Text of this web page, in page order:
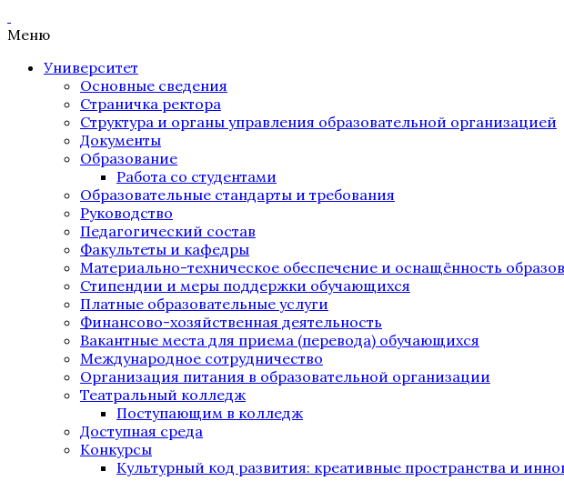
Меню
Университет
Основные сведения
Страничка ректора
Структура и органы управления образовательной организацией
Документы
Образование
Работа со студентами
Образовательные стандарты и требования
Руководство
Педагогический состав
Факультеты и кафедры
Материально-техническое обеспечение и оснащённость
Стипендии и меры поддержки обучающихся
Платные образовательные услуги
Финансово-хозяйственная деятельность
Вакантные места для приема (перевода) обучающихся
Международное сотрудничество
Организация питания в образовательной организации
Театральный колледж
Поступающим в колледж
Доступная среда
Конкурсы
Культурный код развития: креативные пространства и